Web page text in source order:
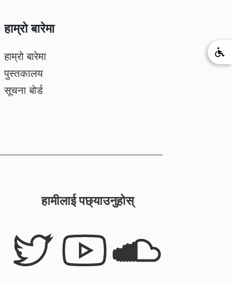
हाम्रो बारेमा
हाम्रो बारेमा
पुस्तकालय
सूचना बोर्ड
हामीलाई पछ्याउनुहोस्